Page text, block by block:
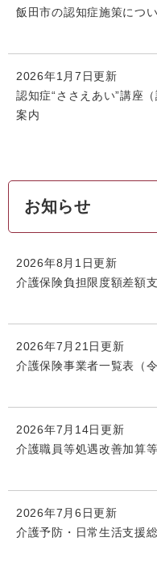
飯田市の認知症施策につ
2026年1月7日更新
認知症“ささえあい”講座
案内
お知らせ
2026年8月1日更新
介護保険負担限度額差額
2026年7月21日更新
介護保険事業者一覧表（
2026年7月14日更新
介護職員等処遇改善加算
2026年7月6日更新
介護予防・日常生活支援